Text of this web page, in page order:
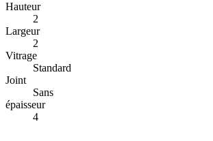
Hauteur
2
Largeur
2
Vitrage
Standard
Joint
Sans
épaisseur
4